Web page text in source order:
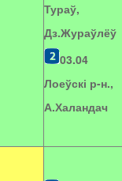
Тураў,
Дз.Жураўлёў
03.04
Лоеўскі р-н.,
А.Халандач